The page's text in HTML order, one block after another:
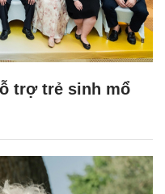
trợ trẻ sinh mổ